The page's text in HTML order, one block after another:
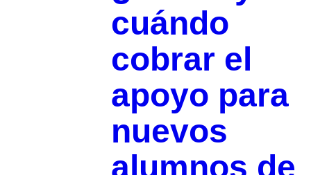
cuándo
cobrar el
apoyo para
nuevos
alumnos de